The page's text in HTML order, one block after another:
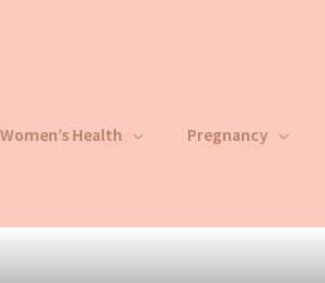
Women’s Health Pregnancy